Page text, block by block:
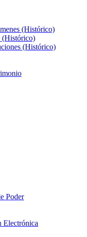
(Histórico)
(Histórico)
(Histórico)
Poder
Electrónica